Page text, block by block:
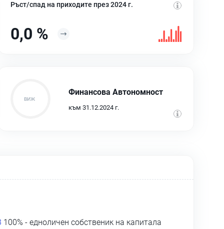
Ръст/спад на приходите през 2024 г.
0,0 %
Финансова Автономност
към 31.12.2024 г.
100% - едноличен собственик на капитала